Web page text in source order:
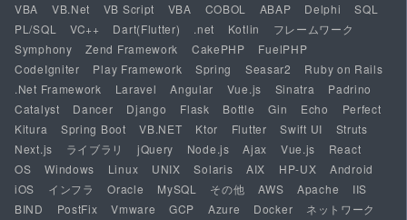
VBA
VB.Net VB Script VBA COBOL ABAP Delphi
SQL
PL/SQL
VC++ Dart(Flutter) .net Kotlin
フレームワーク
Symphony
Zend Framework CakePHP
FuelPHP
CodeIgniter
Play Framework Spring Seasar2
Ruby on Rails
.Net Framework
Laravel Angular Vue.js Sinatra
Padrino
Catalyst
Dancer Django Flask Bottle Gin Echo
Perfect
Kitura
Spring Boot VB.NET Ktor Flutter Swift UI
Struts
Next.js
ライブラリ jQuery Node.js Ajax Vue.js
React
OS
Windows Linux UNIX Solaris AIX HP-UX
Android
iOS
インフラ Oracle MySQL その他 AWS Apache
IIS
BIND
PostFix Vmware GCP Azure Docker
ネットワーク